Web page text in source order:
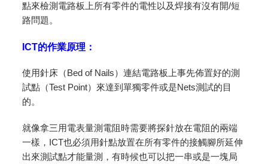
點來檢測電路板上所有零件的電性以及焊接有沒有開/短
路問題。
ICT的作業原理：
使用針床（Bed of Nails）連結電路板上事先佈置好的測
試點（Test Point）來達到單獨零件或是Nets測試的目
的。
就像拿三用電表量測電阻時需要將探針放在電阻的兩端
一樣，ICT也必須用針點放置在所有零件的接觸腳所延伸
出來測試點才能量測，有時候也可以把一串或是一塊局